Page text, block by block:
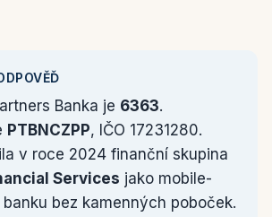
Banka je 6363.
PTBNCZPP, IČO 17231280.
v roce 2024 finanční skupina
Services jako mobile-
bez kamenných poboček.